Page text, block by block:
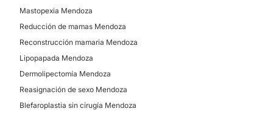
Mastopexia Mendoza
Reducción de mamas Mendoza
Reconstrucción mamaria Mendoza
Lipopapada Mendoza
Dermolipectomía Mendoza
Reasignación de sexo Mendoza
Blefaroplastia sin cirugía Mendoza